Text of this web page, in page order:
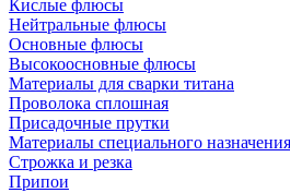
Кислые флюсы
Нейтральные флюсы
Основные флюсы
Высокоосновные флюсы
Материалы для сварки титана
Проволока сплошная
Присадочные прутки
Материалы специального назначения
Строжка и резка
Припои